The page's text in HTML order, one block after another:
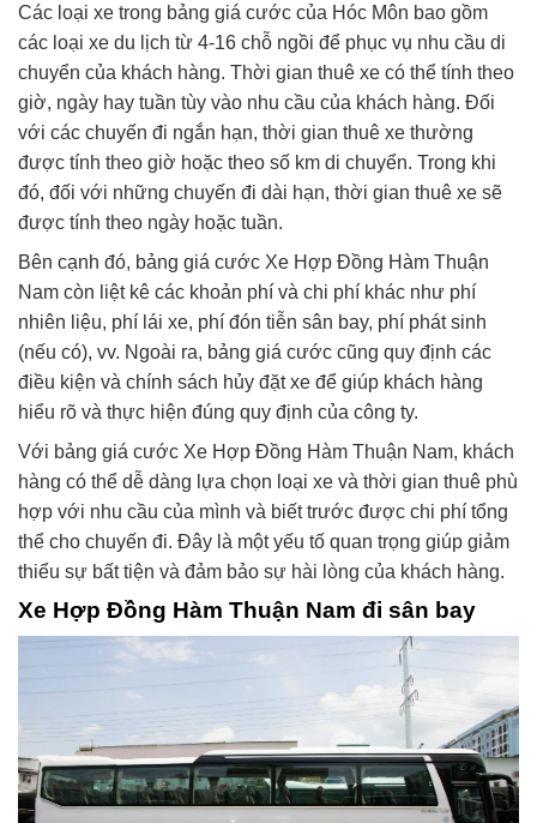
Các loại xe trong bảng giá cước của Hóc Môn bao gồm
các loại xe du lịch từ 4-16 chỗ ngồi để phục vụ nhu cầu di
chuyển của khách hàng. Thời gian thuê xe có thể tính theo
giờ, ngày hay tuần tùy vào nhu cầu của khách hàng. Đối
với các chuyến đi ngắn hạn, thời gian thuê xe thường
được tính theo giờ hoặc theo số km di chuyển. Trong khi
đó, đối với những chuyến đi dài hạn, thời gian thuê xe sẽ
được tính theo ngày hoặc tuần.
Bên cạnh đó, bảng giá cước Xe Hợp Đồng Hàm Thuận
Nam còn liệt kê các khoản phí và chi phí khác như phí
nhiên liệu, phí lái xe, phí đón tiễn sân bay, phí phát sinh
(nếu có), vv. Ngoài ra, bảng giá cước cũng quy định các
điều kiện và chính sách hủy đặt xe để giúp khách hàng
hiểu rõ và thực hiện đúng quy định của công ty.
Với bảng giá cước Xe Hợp Đồng Hàm Thuận Nam, khách
hàng có thể dễ dàng lựa chọn loại xe và thời gian thuê phù
hợp với nhu cầu của mình và biết trước được chi phí tổng
thể cho chuyến đi. Đây là một yếu tố quan trọng giúp giảm
thiểu sự bất tiện và đảm bảo sự hài lòng của khách hàng.
Xe Hợp Đồng Hàm Thuận Nam đi sân bay